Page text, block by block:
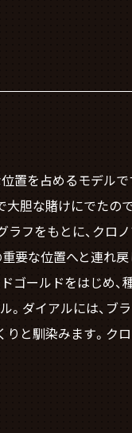
置を占めるモデルで
胆な賭けにでたの
ラフをもとに、クロ
要な位置へと連れ
ゴールドをはじめ、
ダイアルには、ブラ
りと馴染みます。ク